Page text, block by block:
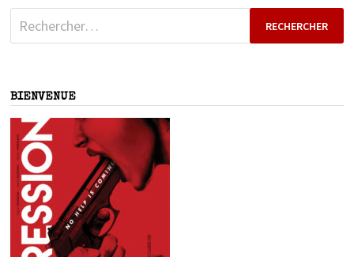
Rechercher :
BIENVENUE